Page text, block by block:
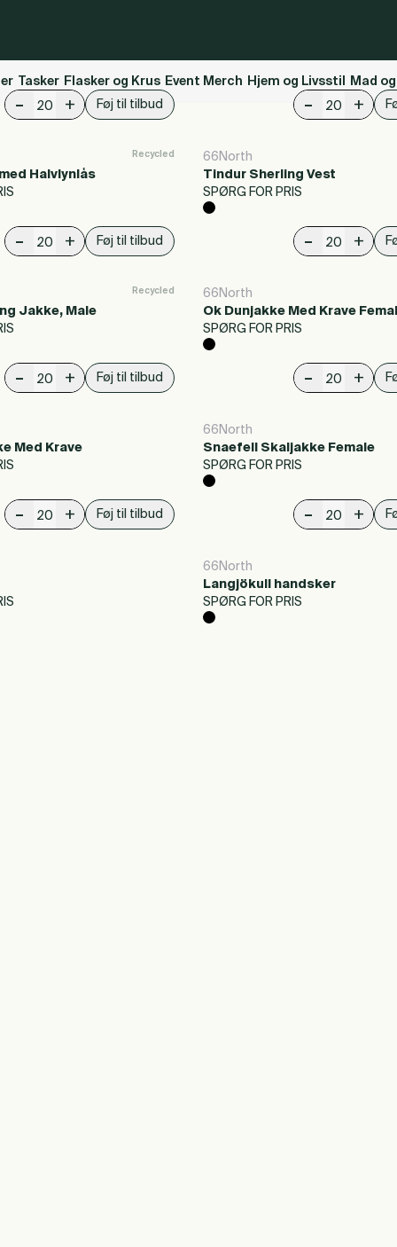
Tasker Flasker og Krus Event Merch Hjem og Livsstil Mad
Recycled
- + Føj til tilbud
Halvlynlås
- +
66North
Tindur Sherling Vest
SPØRG FOR PRIS
Recycled
- + Føj til tilbud
Jakke, Male
- +
66North
Ok Dunjakke Med Krave
SPØRG FOR PRIS
- + Føj til tilbud
Med Krave
- +
66North
Snaefell Skaljakke Female
SPØRG FOR PRIS
- + Føj til tilbud - +
66North
Langjökull handsker
SPØRG FOR PRIS